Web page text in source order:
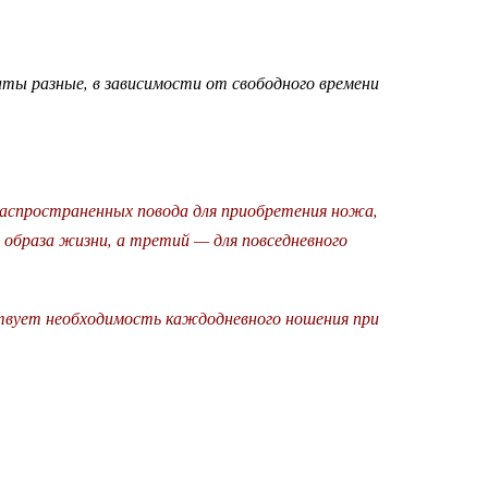
разные, в зависимости от свободного времени
повода для приобретения ножа,
жизни, а третий — для повседневного
необходимость каждодневного ношения при